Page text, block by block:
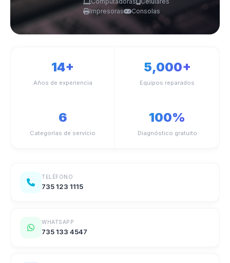
Impresoras
Consolas
14+
Años de experiencia
5,000+
Equipos reparados
6
Categorías de servicio
100%
Diagnóstico gratuito
TELÉFONO
735 123 1115
WHATSAPP
735 133 4547